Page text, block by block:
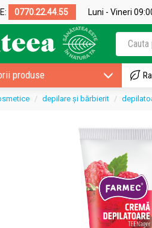
0770.22.44.55 Luni - Vineri
produse
depilare și bărbierit